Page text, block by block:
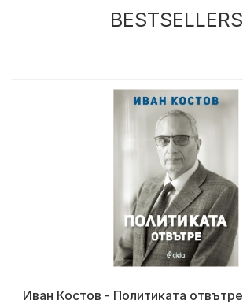
BESTSELLERS
Иван Костов - Политиката отвътре